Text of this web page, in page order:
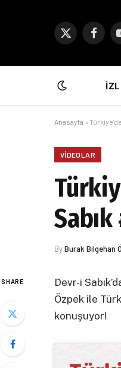
X
Anasayfa »
VIDEOLAR
Sabık
ByBurak Bilgehan
SHARE
Devr-i
Özpek ile
konuşuyor!